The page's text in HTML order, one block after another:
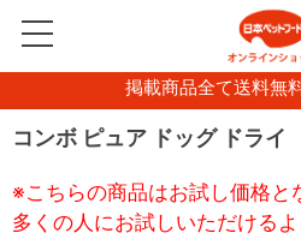
掲載商品全て送料無
コンボ ピュア ドッグ ドライ
※こちらの商品はお試し価格と
多くの人にお試しいただける